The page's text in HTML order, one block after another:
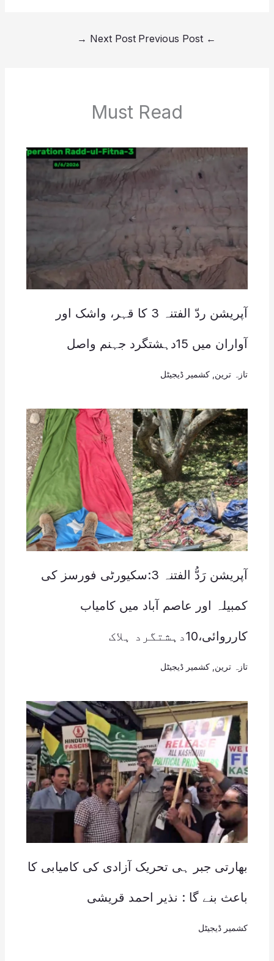
←
Next Post
→
Must Read
آپریشن ردّ الفتنہ 3 کا قہر، واشک اور
آواران میں 15دہشتگرد جہنم واصل
تازہ ترین کشمیر ڈیجیٹل
آپریشن رَدُّ الفتنہ 3:سکیورٹی فورسز کی
کمبیلہ اور عاصم آباد میں کامیاب
کارروائی،10دہشتگرد ہلاک
تازہ ترین کشمیر ڈیجیٹل
بھارتی جبر ہی تحریک آزادی کی کامیابی کا
باعث بنے گا : نذیر احمد قریشی
کشمیر ڈیجیٹل